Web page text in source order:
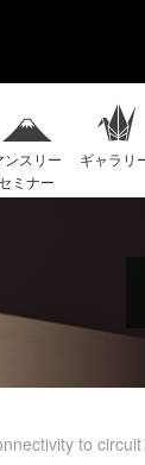
ンスリー
ミナー
ギャラリ
to circuit